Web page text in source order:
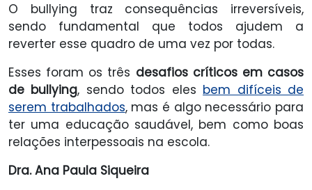
O bullying traz consequências irreversíveis,
sendo fundamental que todos ajudem a
reverter esse quadro de uma vez por todas.
Esses foram os três desafios críticos em casos
de bullying, sendo todos eles bem difíceis de
serem trabalhados, mas é algo necessário para
ter uma educação saudável, bem como boas
relações interpessoais na escola.
Dra. Ana Paula Siqueira